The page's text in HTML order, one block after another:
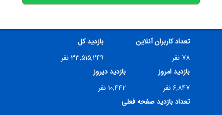
تعداد کاربران آنلاین
۷۸ نفر
بازدید کل
۳۳,۵۱۵,۲۴۹ نفر
بازدید امروز
۶,۸۴۷ نفر
بازدید دیروز
۱۰,۴۴۲ نفر
تعداد بازدید صفحه فعلی